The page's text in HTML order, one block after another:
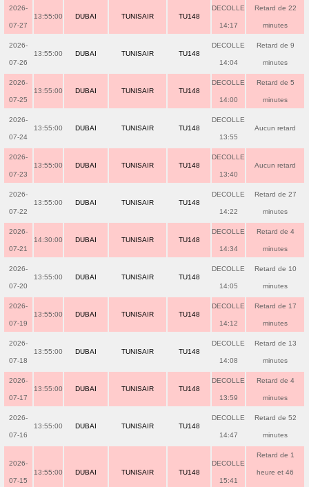
2026-
07-27
13:55:00 DUBAI TUNISAIR TU148
DECOLLE
14:17
Retard de 22
minutes
2026-
07-26
13:55:00 DUBAI TUNISAIR TU148
DECOLLE
14:04
Retard de 9
minutes
2026-
07-25
13:55:00 DUBAI TUNISAIR TU148
DECOLLE
14:00
Retard de 5
minutes
2026-
07-24
13:55:00 DUBAI TUNISAIR TU148
DECOLLE
13:55
Aucun retard
2026-
07-23
13:55:00 DUBAI TUNISAIR TU148
DECOLLE
13:40
Aucun retard
2026-
07-22
13:55:00 DUBAI TUNISAIR TU148
DECOLLE
14:22
Retard de 27
minutes
2026-
07-21
14:30:00 DUBAI TUNISAIR TU148
DECOLLE
14:34
Retard de 4
minutes
2026-
07-20
13:55:00 DUBAI TUNISAIR TU148
DECOLLE
14:05
Retard de 10
minutes
2026-
07-19
13:55:00 DUBAI TUNISAIR TU148
DECOLLE
14:12
Retard de 17
minutes
2026-
07-18
13:55:00 DUBAI TUNISAIR TU148
DECOLLE
14:08
Retard de 13
minutes
2026-
07-17
13:55:00 DUBAI TUNISAIR TU148
DECOLLE
13:59
Retard de 4
minutes
2026-
07-16
13:55:00 DUBAI TUNISAIR TU148
DECOLLE
14:47
Retard de 52
minutes
2026-
07-15
13:55:00 DUBAI TUNISAIR TU148
DECOLLE
15:41
Retard de 1
heure et 46